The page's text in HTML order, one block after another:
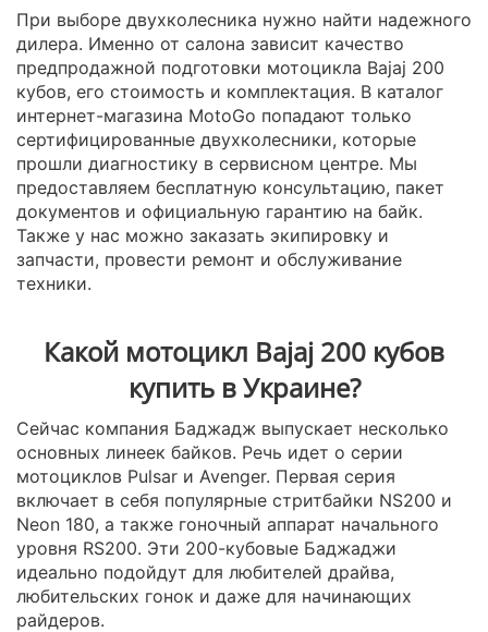
При выборе двухколесника нужно найти надежного
дилера. Именно от салона зависит качество
предпродажной подготовки мотоцикла Bajaj 200
кубов, его стоимость и комплектация. В каталог
интернет-магазина MotoGo попадают только
сертифицированные двухколесники, которые
прошли диагностику в сервисном центре. Мы
предоставляем бесплатную консультацию, пакет
документов и официальную гарантию на байк.
Также у нас можно заказать экипировку и
запчасти, провести ремонт и обслуживание
техники.
Какой мотоцикл Bajaj 200 кубов
купить в Украине?
Сейчас компания Баджадж выпускает несколько
основных линеек байков. Речь идет о серии
мотоциклов Pulsar и Avenger. Первая серия
включает в себя популярные стритбайки NS200 и
Neon 180, а также гоночный аппарат начального
уровня RS200. Эти 200-кубовые Баджаджи
идеально подойдут для любителей драйва,
любительских гонок и даже для начинающих
райдеров.